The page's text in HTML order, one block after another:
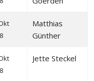
Matthias
Günther
Jette Steckel